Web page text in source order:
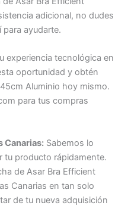
adicional, no dudes
ayudarte.
experiencia tecnológica en
oportunidad y obtén
Aluminio hoy mismo.
para tus compras
Canarias: Sabemos lo
tu producto rápidamente.
de Asar Bra Efficient
Canarias en tan solo
de tu nueva adquisición